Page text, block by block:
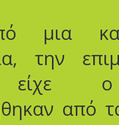
μια
την
είχε ο
από